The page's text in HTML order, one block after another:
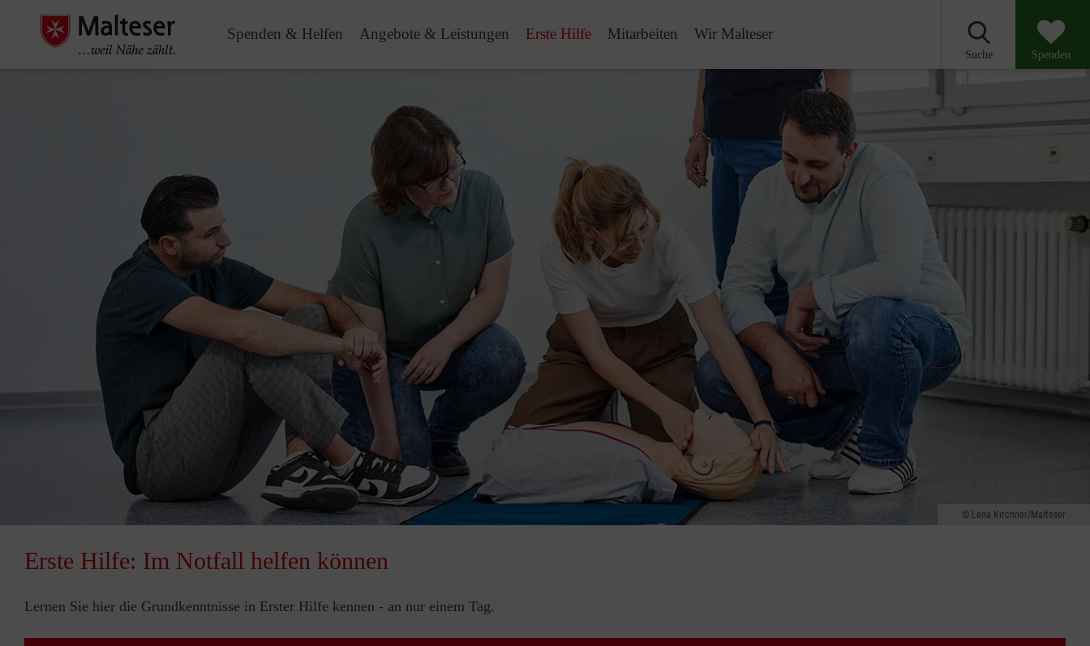
Spenden & Helfen Angebote & Leistungen Erste Hilfe Mitarbeiten Wir Malteser
Suche Spenden
Lena Kirchner/Malteser
Erste Hilfe: Im Notfall helfen können
Lernen Sie hier die Grundkenntnisse in Erster Hilfe kennen - an nur einem Tag.